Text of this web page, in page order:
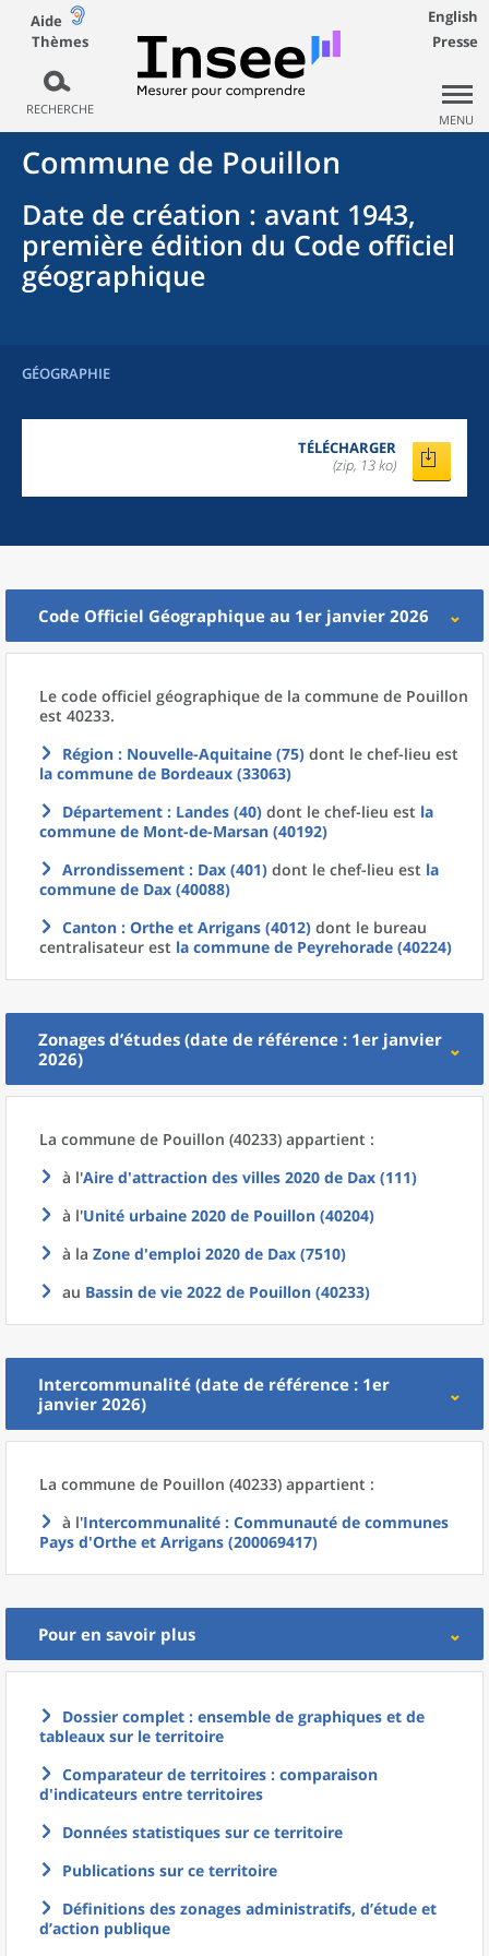
Aide
Thèmes
RECHERCHE
English
Presse
MENU
Commune de Pouillon
Date de création : avant 1943,
première édition du Code officiel
géographique
GÉOGRAPHIE
TÉLÉCHARGER
(zip, 13 ko)
Code Officiel Géographique au 1er janvier 2026
Le code officiel géographique de la commune de Pouillon
est 40233.
Région : Nouvelle-Aquitaine (75) dont le chef-lieu est
la commune de Bordeaux (33063)
Département : Landes (40) dont le chef-lieu est la
commune de Mont-de-Marsan (40192)
Arrondissement : Dax (401) dont le chef-lieu est la
commune de Dax (40088)
Canton : Orthe et Arrigans (4012) dont le bureau
centralisateur est la commune de Peyrehorade (40224)
Zonages d’études (date de référence : 1er janvier
2026)
La commune de Pouillon (40233) appartient :
à l'Aire d'attraction des villes 2020 de Dax (111)
à l'Unité urbaine 2020 de Pouillon (40204)
à la Zone d'emploi 2020 de Dax (7510)
au Bassin de vie 2022 de Pouillon (40233)
Intercommunalité (date de référence : 1er
janvier 2026)
La commune de Pouillon (40233) appartient :
à l'Intercommunalité : Communauté de communes
Pays d'Orthe et Arrigans (200069417)
Pour en savoir plus
Dossier complet : ensemble de graphiques et de
tableaux sur le territoire
Comparateur de territoires : comparaison
d'indicateurs entre territoires
Données statistiques sur ce territoire
Publications sur ce territoire
Définitions des zonages administratifs, d’étude et
d’action publique